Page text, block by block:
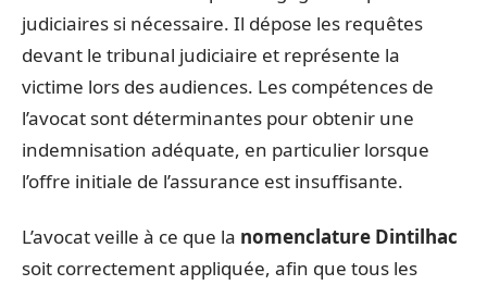
judiciaires si nécessaire. Il dépose les requêtes
devant le tribunal judiciaire et représente la
victime lors des audiences. Les compétences de
l’avocat sont déterminantes pour obtenir une
indemnisation adéquate, en particulier lorsque
l’offre initiale de l’assurance est insuffisante.
L’avocat veille à ce que la nomenclature Dintilhac
soit correctement appliquée, afin que tous les